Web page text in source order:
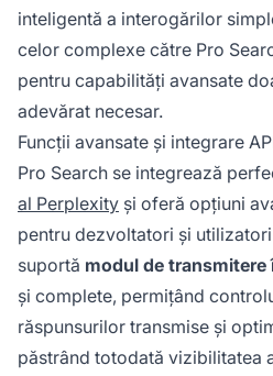
inteligentă a interogărilor
celor complexe către Pro
pentru capabilități avansate
adevărat necesar.
Funcții avansate și integrare
Pro Search se integrează
al Perplexity și oferă opțiuni
pentru dezvoltatori și
suportă modul de transmitere
și complete, permițând
răspunsurilor transmise și
păstrând totodată vizibilitatea